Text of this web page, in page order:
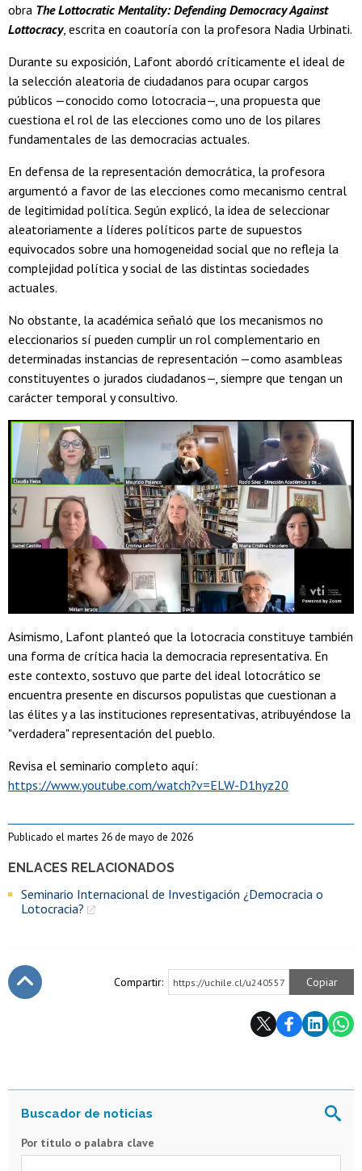
ENLACES RELACIONADOS
Seminario Internacional de Investigación ¿Democracia o
Lotocracia?
obra The Lottocratic Mentality: Defending Democracy Against
Lottocracy, escrita en coautoría con la profesora Nadia Urbinati.
Durante su exposición, Lafont abordó críticamente el ideal de
la selección aleatoria de ciudadanos para ocupar cargos
públicos —conocido como lotocracia—, una propuesta que
cuestiona el rol de las elecciones como uno de los pilares
fundamentales de las democracias actuales.
En defensa de la representación democrática, la profesora
argumentó a favor de las elecciones como mecanismo central
de legitimidad política. Según explicó, la idea de seleccionar
aleatoriamente a líderes políticos parte de supuestos
equivocados sobre una homogeneidad social que no refleja la
complejidad política y social de las distintas sociedades
actuales.
No obstante, la académica señaló que los mecanismos no
eleccionarios sí pueden cumplir un rol complementario en
determinadas instancias de representación —como asambleas
constituyentes o jurados ciudadanos—, siempre que tengan un
carácter temporal y consultivo.
Asimismo, Lafont planteó que la lotocracia constituye también
una forma de crítica hacia la democracia representativa. En
este contexto, sostuvo que parte del ideal lotocrático se
encuentra presente en discursos populistas que cuestionan a
las élites y a las instituciones representativas, atribuyéndose la
"verdadera" representación del pueblo.
Revisa el seminario completo aquí:
https://www.youtube.com/watch?v=ELW-D1hyz20
Publicado el martes 26 de mayo de 2026
Compartir: https://uchile.cl/u240557 Copiar
Por título o palabra clave